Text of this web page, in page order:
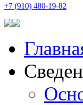
+7 (910) 480-19-82